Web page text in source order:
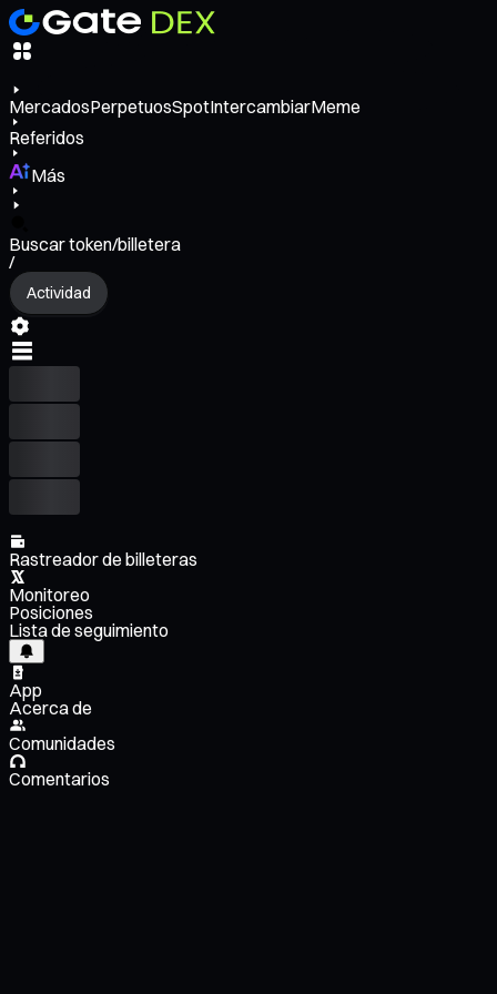
MercadosPerpetuosSpotIntercambiarMeme
Referidos
Más
Buscar token/billetera
/
Actividad
Rastreador de billeteras
Monitoreo
Posiciones
Lista de seguimiento
App
Acerca de
Comunidades
Comentarios